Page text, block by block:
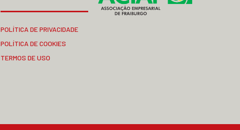
POLÍTICA DE PRIVACIDADE
POLÍTICA DE COOKIES
TERMOS DE USO